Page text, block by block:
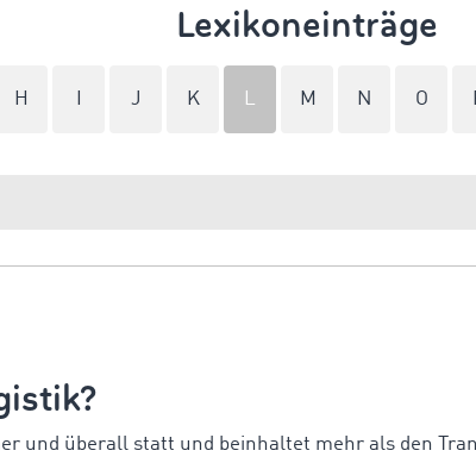
Lexikoneinträge
H J K L M N O
und überall statt und beinhaltet mehr als den